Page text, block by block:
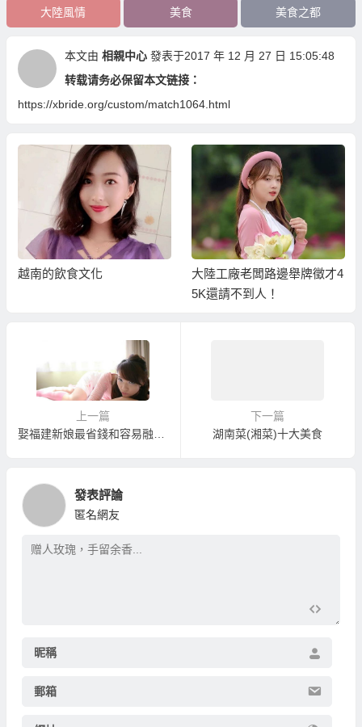
大陸風情 美食 美食之都
本文由 相親中心 發表于2017 年 12 月 27 日 15:05:48
转载请务必保留本文链接：
https://xbride.org/custom/match1064.html
越南的飲食文化
大陸工廠老闆路邊舉牌徵才4
5K還請不到人！
上一篇
下一篇
湖南菜(湘菜)十大美食
發表評論
匿名網友
昵稱
郵箱